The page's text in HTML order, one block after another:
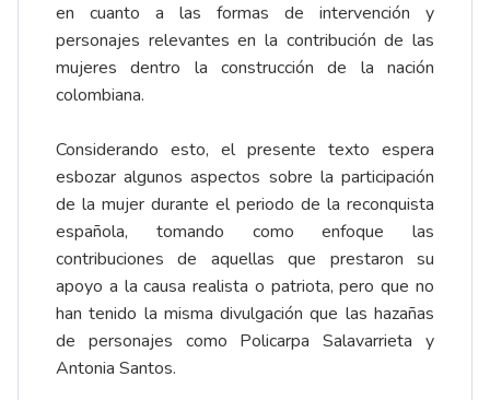
en cuanto a las formas de intervención y
personajes relevantes en la contribución de las
mujeres dentro la construcción de la nación
colombiana.
Considerando esto, el presente texto espera
esbozar algunos aspectos sobre la participación
de la mujer durante el periodo de la reconquista
española, tomando como enfoque las
contribuciones de aquellas que prestaron su
apoyo a la causa realista o patriota, pero que no
han tenido la misma divulgación que las hazañas
de personajes como Policarpa Salavarrieta y
Antonia Santos.